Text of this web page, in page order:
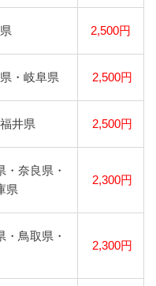
2,500円
・岐阜県 2,500円
井県 2,500円
・奈良県・
県
2,300円
・鳥取県・
2,300円